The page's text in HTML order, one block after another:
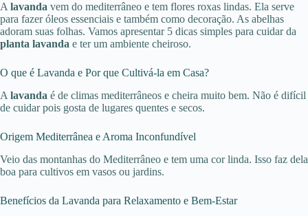
A lavanda vem do mediterrâneo e tem flores roxas lindas. Ela serve
para fazer óleos essenciais e também como decoração. As abelhas
adoram suas folhas. Vamos apresentar 5 dicas simples para cuidar da
planta lavanda e ter um ambiente cheiroso.
O que é Lavanda e Por que Cultivá-la em Casa?
A lavanda é de climas mediterrâneos e cheira muito bem. Não é difícil
de cuidar pois gosta de lugares quentes e secos.
Origem Mediterrânea e Aroma Inconfundível
Veio das montanhas do Mediterrâneo e tem uma cor linda. Isso faz dela
boa para cultivos em vasos ou jardins.
Benefícios da Lavanda para Relaxamento e Bem-Estar